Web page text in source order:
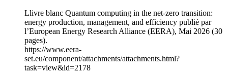
Llivre blanc Quantum computing in the net-zero transition:
energy production, management, and efficiency publié par
l’European Energy Research Alliance (EERA), Mai 2026 (30
pages).
https://www.eera-
set.eu/component/attachments/attachments.html?
task=view&id=2178